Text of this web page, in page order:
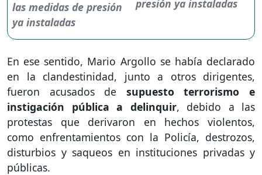
presión ya instaladas
En ese sentido, Mario Argollo se había declarado
en la clandestinidad, junto a otros dirigentes,
fueron acusados de supuesto terrorismo e
instigación pública a delinquir, debido a las
protestas que derivaron en hechos violentos,
como enfrentamientos con la Policía, destrozos,
disturbios y saqueos en instituciones privadas y
públicas.